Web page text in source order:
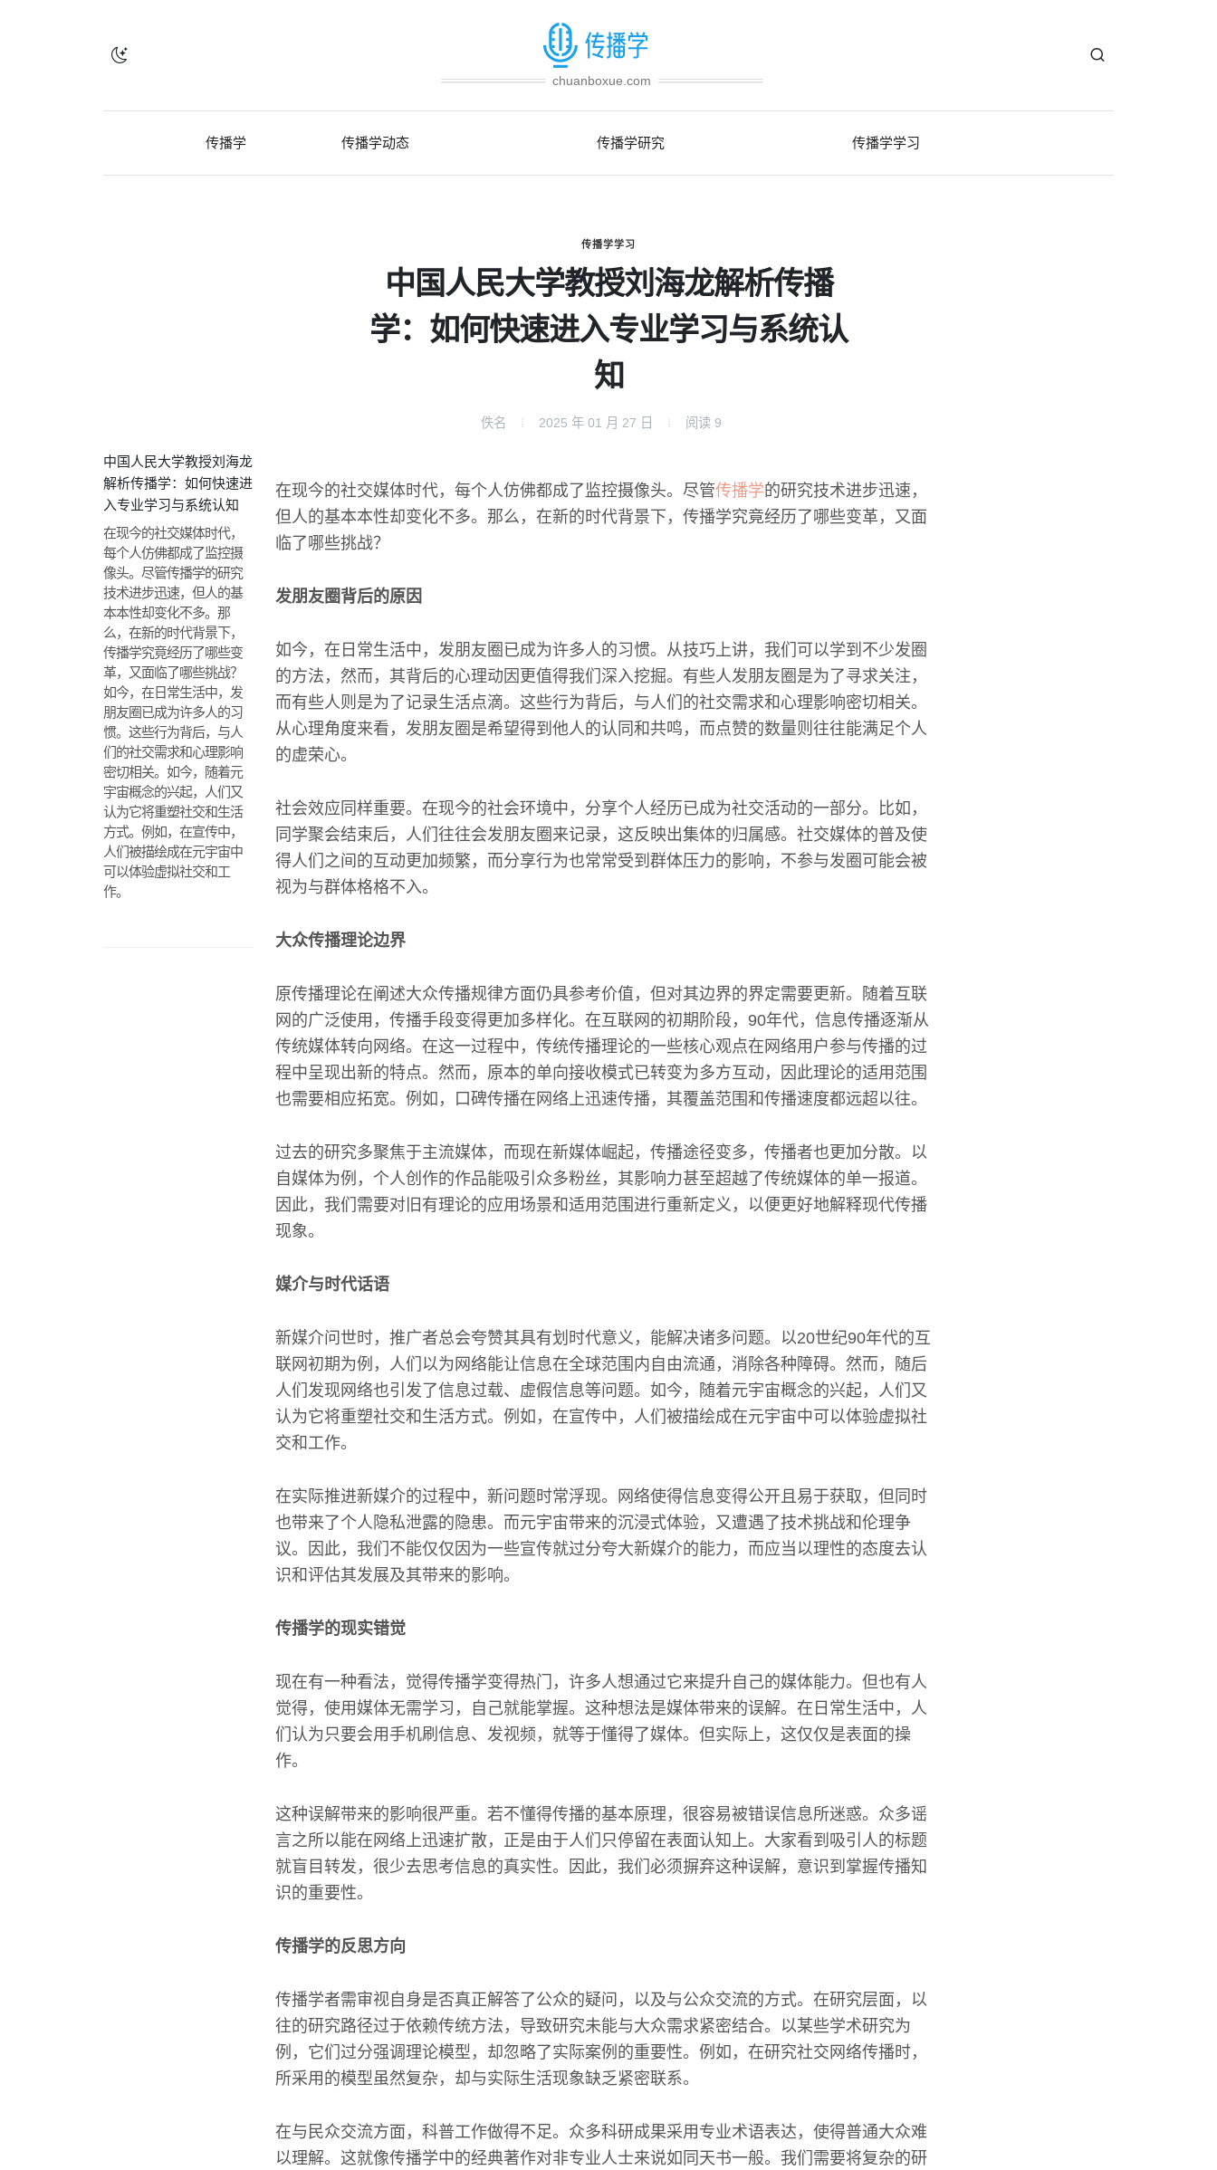
chuanboxue.com
传播学 传播学动态 传播学研究 传播学学习
传播学学习
中国人民大学教授刘海龙解析传播
学：如何快速进入专业学习与系统认
知
佚名 2025 年 01 月 27 日 阅读 9
中国人民大学教授刘海龙
解析传播学：如何快速进
入专业学习与系统认知
在现今的社交媒体时代，
每个人仿佛都成了监控摄
像头。尽管传播学的研究
技术进步迅速，但人的基
本本性却变化不多。那
么，在新的时代背景下，
传播学究竟经历了哪些变
革，又面临了哪些挑战？
如今，在日常生活中，发
朋友圈已成为许多人的习
惯。这些行为背后，与人
们的社交需求和心理影响
密切相关。如今，随着元
宇宙概念的兴起，人们又
认为它将重塑社交和生活
方式。例如，在宣传中，
人们被描绘成在元宇宙中
可以体验虚拟社交和工
作。
在现今的社交媒体时代，每个人仿佛都成了监控摄像头。尽管传播学的研究技术进步迅速，
但人的基本本性却变化不多。那么，在新的时代背景下，传播学究竟经历了哪些变革，又面
临了哪些挑战？
发朋友圈背后的原因
如今，在日常生活中，发朋友圈已成为许多人的习惯。从技巧上讲，我们可以学到不少发圈
的方法，然而，其背后的心理动因更值得我们深入挖掘。有些人发朋友圈是为了寻求关注，
而有些人则是为了记录生活点滴。这些行为背后，与人们的社交需求和心理影响密切相关。
从心理角度来看，发朋友圈是希望得到他人的认同和共鸣，而点赞的数量则往往能满足个人
的虚荣心。
社会效应同样重要。在现今的社会环境中，分享个人经历已成为社交活动的一部分。比如，
同学聚会结束后，人们往往会发朋友圈来记录，这反映出集体的归属感。社交媒体的普及使
得人们之间的互动更加频繁，而分享行为也常常受到群体压力的影响，不参与发圈可能会被
视为与群体格格不入。
大众传播理论边界
原传播理论在阐述大众传播规律方面仍具参考价值，但对其边界的界定需要更新。随着互联
网的广泛使用，传播手段变得更加多样化。在互联网的初期阶段，90年代，信息传播逐渐从
传统媒体转向网络。在这一过程中，传统传播理论的一些核心观点在网络用户参与传播的过
程中呈现出新的特点。然而，原本的单向接收模式已转变为多方互动，因此理论的适用范围
也需要相应拓宽。例如，口碑传播在网络上迅速传播，其覆盖范围和传播速度都远超以往。
过去的研究多聚焦于主流媒体，而现在新媒体崛起，传播途径变多，传播者也更加分散。以
自媒体为例，个人创作的作品能吸引众多粉丝，其影响力甚至超越了传统媒体的单一报道。
因此，我们需要对旧有理论的应用场景和适用范围进行重新定义，以便更好地解释现代传播
现象。
媒介与时代话语
新媒介问世时，推广者总会夸赞其具有划时代意义，能解决诸多问题。以20世纪90年代的互
联网初期为例，人们以为网络能让信息在全球范围内自由流通，消除各种障碍。然而，随后
人们发现网络也引发了信息过载、虚假信息等问题。如今，随着元宇宙概念的兴起，人们又
认为它将重塑社交和生活方式。例如，在宣传中，人们被描绘成在元宇宙中可以体验虚拟社
交和工作。
在实际推进新媒介的过程中，新问题时常浮现。网络使得信息变得公开且易于获取，但同时
也带来了个人隐私泄露的隐患。而元宇宙带来的沉浸式体验，又遭遇了技术挑战和伦理争
议。因此，我们不能仅仅因为一些宣传就过分夸大新媒介的能力，而应当以理性的态度去认
识和评估其发展及其带来的影响。
传播学的现实错觉
现在有一种看法，觉得传播学变得热门，许多人想通过它来提升自己的媒体能力。但也有人
觉得，使用媒体无需学习，自己就能掌握。这种想法是媒体带来的误解。在日常生活中，人
们认为只要会用手机刷信息、发视频，就等于懂得了媒体。但实际上，这仅仅是表面的操
作。
这种误解带来的影响很严重。若不懂得传播的基本原理，很容易被错误信息所迷惑。众多谣
言之所以能在网络上迅速扩散，正是由于人们只停留在表面认知上。大家看到吸引人的标题
就盲目转发，很少去思考信息的真实性。因此，我们必须摒弃这种误解，意识到掌握传播知
识的重要性。
传播学的反思方向
传播学者需审视自身是否真正解答了公众的疑问，以及与公众交流的方式。在研究层面，以
往的研究路径过于依赖传统方法，导致研究未能与大众需求紧密结合。以某些学术研究为
例，它们过分强调理论模型，却忽略了实际案例的重要性。例如，在研究社交网络传播时，
所采用的模型虽然复杂，却与实际生活现象缺乏紧密联系。
在与民众交流方面，科普工作做得不足。众多科研成果采用专业术语表达，使得普通大众难
以理解。这就像传播学中的经典著作对非专业人士来说如同天书一般。我们需要将复杂的研